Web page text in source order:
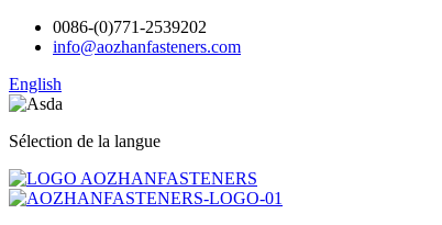
0086-(0)771-2539202
info@aozhanfasteners.com
English
Sélection de la langue